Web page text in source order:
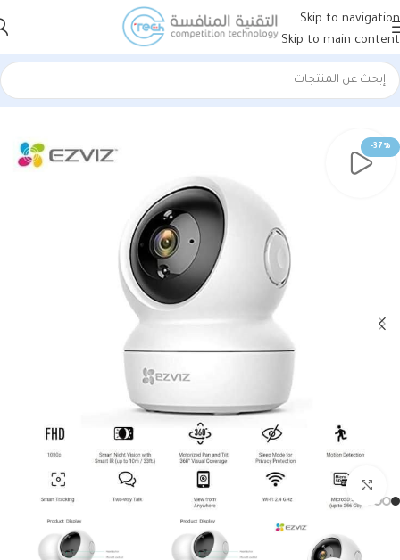
Skip to navigation
Skip to main content
الرئيسية أنظمة المراقبة هيكفيجن HIKVISION HIK-IP- شبكية
-37%
Click to enlarge